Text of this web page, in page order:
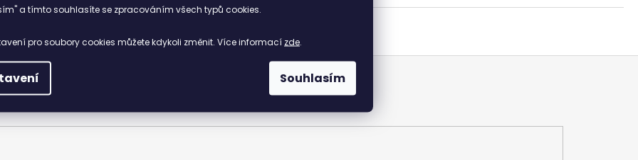
a tímto souhlasíte se zpracováním všech typů cookies.
pro soubory cookies můžete kdykoli změnit. Více informací zde.
Souhlasím